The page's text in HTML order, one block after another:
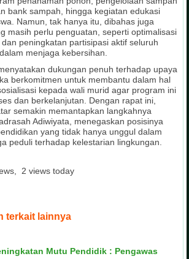
bank sampah, hingga kegiatan edukasi
Namun, tak hanya itu, dibahas juga
masih perlu penguatan, seperti optimalisasi
peningkatan partisipasi aktif seluruh
menjaga kebersihan.
dukungan penuh terhadap upaya
berkomitmen untuk membantu dalam hal
kepada wali murid agar program ini
dan berkelanjutan. Dengan rapat ini,
semakin memantapkan langkahnya
Adiwiyata, menegaskan posisinya
yang tidak hanya unggul dalam
peduli terhadap kelestarian lingkungan.
2 views today
terkait lainnya
Mutu Pendidik : Pengawas